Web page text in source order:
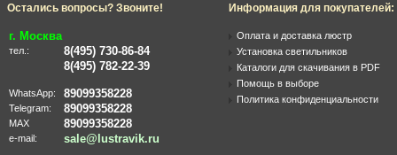
Остались вопросы? Звоните!
г. Москва
тел.:
8(495) 730-86-84
8(495) 782-22-39
WhatsApp: 89099358228
Telegram: 89099358228
MAX 89099358228
e-mail: sale@lustravik.ru
Информация для покупателей:
Оплата и доставка люстр
Установка светильников
Каталоги для скачивания в PDF
Помощь в выборе
Политика конфиденциальности